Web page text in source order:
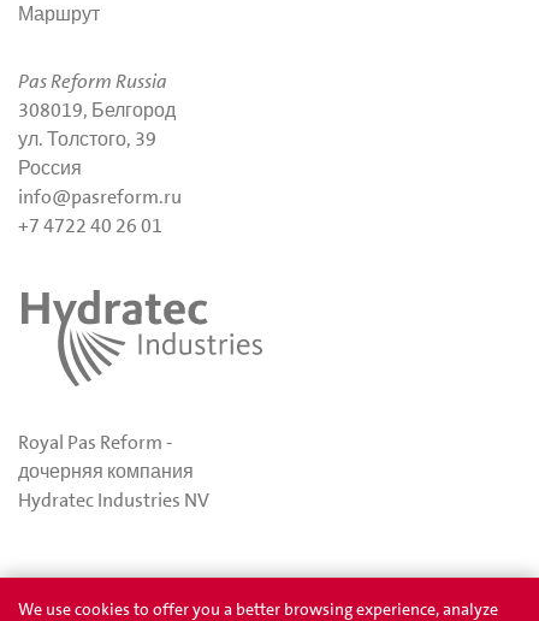
Маршрут
Pas Reform Russia
308019, Белгород
ул. Толстого, 39
Россия
info@pasreform.ru
+7 4722 40 26 01
Royal Pas Reform -
дочерняя компания
Hydratec Industries NV
We use cookies to offer you a better browsing experience, analyze